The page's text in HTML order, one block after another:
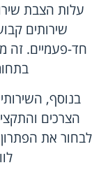
עלות הצבת
שירותים
חד-פעמיים. זה
בנוסף,
הצרכים
לבחור את